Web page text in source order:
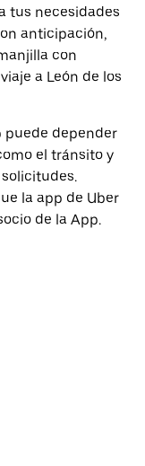
tus necesidades
anticipación,
con
a León de los
puede depender
el tránsito y
la app de Uber
de la App.